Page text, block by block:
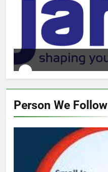
Person We Follow